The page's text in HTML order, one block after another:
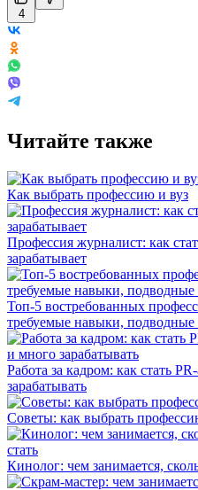
4
Читайте также
Как выбрать профессию и вуз
Профессия журналист: как
зарабатывает
Топ-5 востребованных
требуемые навыки,
Работа за кадром: как стать
зарабатывать
Советы: как выбрать
Кинолог: чем занимается,